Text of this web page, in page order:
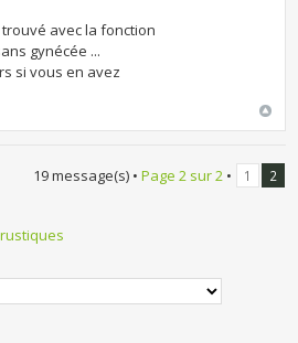
avec la fonction
gynécée ...
si vous en avez
19 message(s) • Page 2sur2• 1 2